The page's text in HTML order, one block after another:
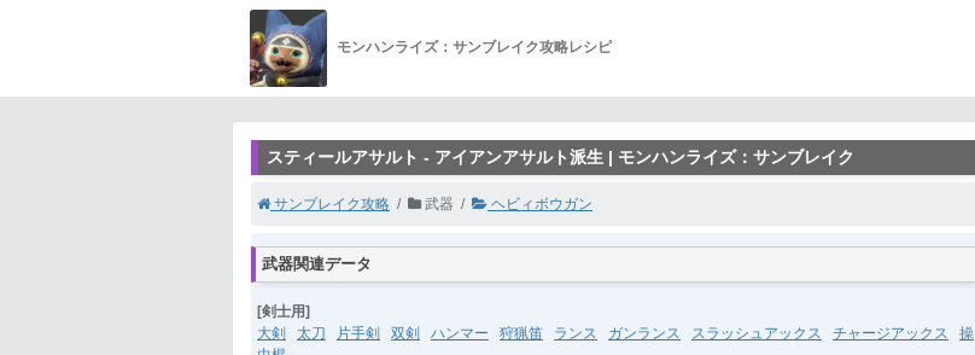
モンハンライズ：サンブレイク攻略レシピ
スティールアサルト - アイアンアサルト派生 | モンハンライズ：サンブレイク
サンブレイク攻略 武器 ヘビィボウガン
武器関連データ
[剣士用]
大剣
太刀 片手剣 双剣 ハンマー 狩猟笛 ランス ガンランス スラッシュアックス チャージアックス
操